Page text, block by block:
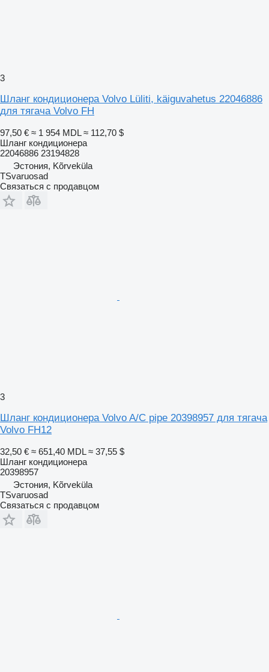
3
Шланг кондиционера Volvo Lüliti, käiguvahetus 22046886
для тягача Volvo FH
97,50 € ≈ 1 954 MDL ≈ 112,70 $
Шланг кондиционера
22046886 23194828
Эстония, Kõrveküla
TSvaruosad
Связаться с продавцом
3
Шланг кондиционера Volvo A/C pipe 20398957 для тягача
Volvo FH12
32,50 € ≈ 651,40 MDL ≈ 37,55 $
Шланг кондиционера
20398957
Эстония, Kõrveküla
TSvaruosad
Связаться с продавцом